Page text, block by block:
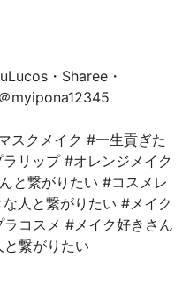
・Sharee・
myipona12345
スクメイク #一生貢ぎた
リップ #オレンジメイク
と繋がりたい #コスメレ
人と繋がりたい #メイク
コスメ #メイク好きさん
繋がりたい